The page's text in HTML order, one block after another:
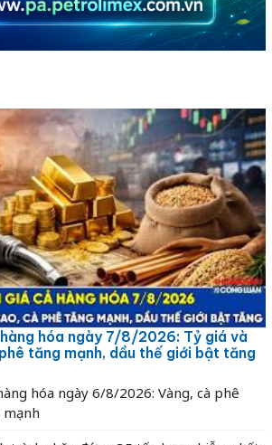
hóa ngày 7/8/2026: Tỷ giá và
tăng mạnh, dầu thế giới bật tăng
hóa ngày 6/8/2026: Vàng, cà phê